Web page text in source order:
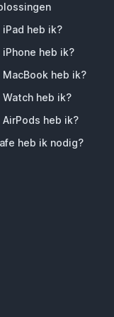
heb ik?
heb ik?
heb ik?
heb ik?
heb ik?
heb ik nodig?